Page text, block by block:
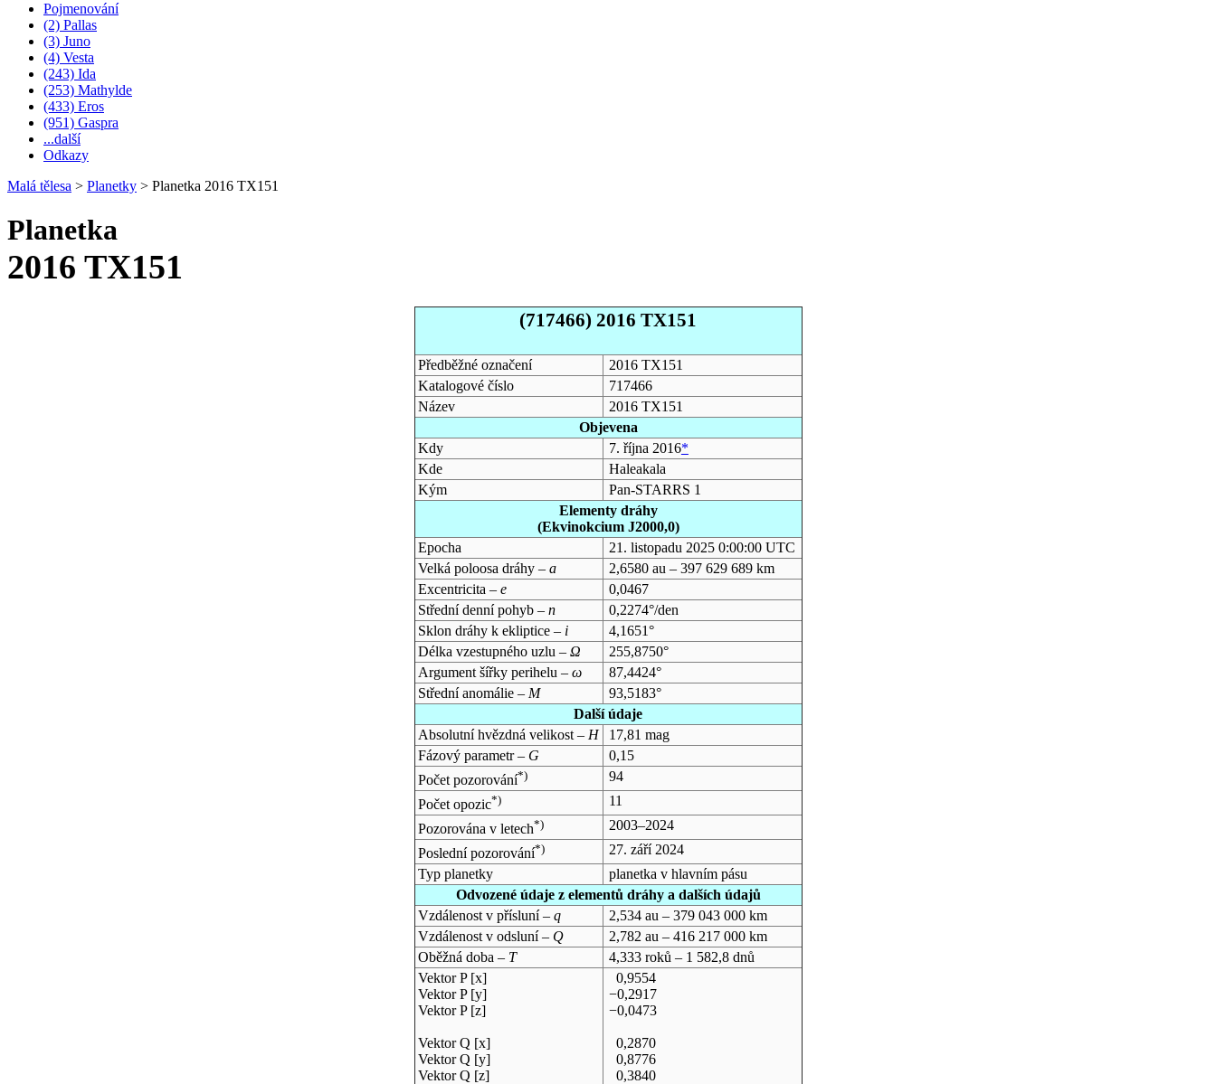
Pojmenování
(2) Pallas
(3) Juno
(4) Vesta
(243) Ida
(253) Mathylde
(433) Eros
(951) Gaspra
...další
Odkazy
Malá tělesa > Planetky > Planetka 2016 TX151
Planetka
2016 TX151
(717466) 2016 TX151
Předběžné označení
2016 TX151
Katalogové číslo
717466
Název
2016 TX151
Objevena
Kdy
7. října 2016*
Kde
Haleakala
Kým
Pan-STARRS 1
Elementy dráhy
(Ekvinokcium J2000,0)
Epocha
21. listopadu 2025 0:00:00 UTC
Velká poloosa dráhy – a
2,6580 au – 397 629 689 km
Excentricita – e
0,0467
Střední denní pohyb – n
0,2274°/den
Sklon dráhy k ekliptice – i
4,1651°
Délka vzestupného uzlu – Ω
255,8750°
Argument šířky perihelu – ω
87,4424°
Střední anomálie – M
93,5183°
Další údaje
Absolutní hvězdná velikost – H
17,81 mag
Fázový parametr – G
0,15
Počet pozorování*)
94
Počet opozic*)
11
Pozorována v letech*)
2003–2024
Poslední pozorování*)
27. září 2024
Typ planetky
planetka v hlavním pásu
Odvozené údaje z elementů dráhy a dalších údajů
Vzdálenost v přísluní – q
2,534 au – 379 043 000 km
Vzdálenost v odsluní – Q
2,782 au – 416 217 000 km
Oběžná doba – T
4,333 roků – 1 582,8 dnů
Vektor P [x]
Vektor P [y]
Vektor P [z]
Vektor Q [x]
Vektor Q [y]
Vektor Q [z]
0,9554
−0,2917
−0,0473
0,2870
0,8776
0,3840